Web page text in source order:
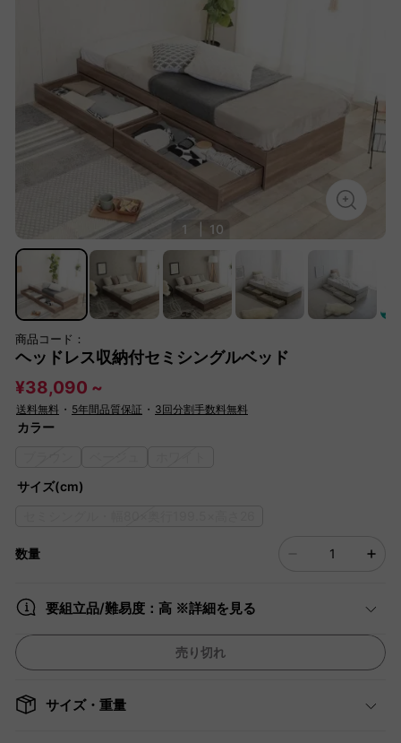
1 10
商品コード：
ヘッドレス収納付セミシングルベッド
¥38,090 ~
送料無料 ・ 5年間品質保証 ・ 3回分割手数料無料
カラー
サイズ(cm)
数量
要組立品/難易度：高 ※詳細を見る
売り切れ
サイズ・重量